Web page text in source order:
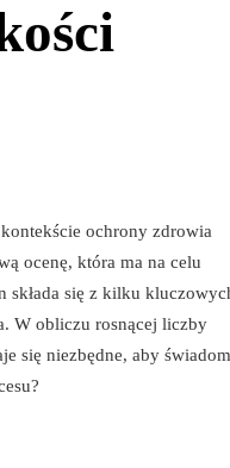
ochrony zdrowia
ocenę, która ma na celu
składa się z kilku
W obliczu rosnącej liczby
się niezbędne, aby